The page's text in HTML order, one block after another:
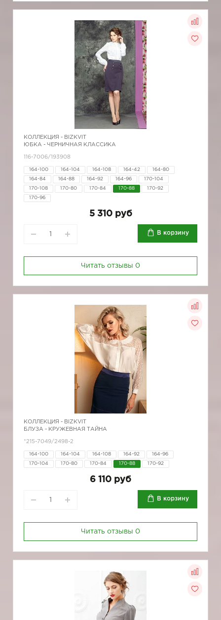
КОЛЛЕКЦИЯ - BIZKVIT
ЮБКА - ЧЕРНИЧНАЯ КЛАССИКА
116-7006/193908
164-100 164-104 164-108 164-42 164-80
164-84 164-88 164-92 164-96 170-104
170-108 170-80 170-84 170-88 170-92
170-96
5 310 руб
В корзину
Читать отзывы 0
КОЛЛЕКЦИЯ - BIZKVIT
БЛУЗА - КРУЖЕВНАЯ ТАЙНА
*215-7049/2498-2
164-100 164-104 164-108 164-92 164-96
170-104 170-80 170-84 170-88 170-92
6 110 руб
В корзину
Читать отзывы 0